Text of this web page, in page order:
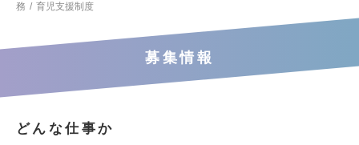
務
育児支援制度
募集情報
どんな仕事か